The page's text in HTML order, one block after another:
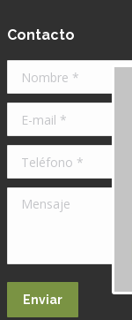
Contacto
Nombre *
E-mail *
Teléfono *
Mensaje
Enviar